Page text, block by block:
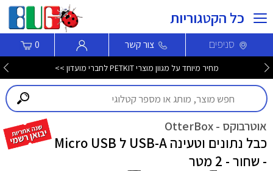
כל הקטגוריות
סניפים צור קשר 0
מחיר מיוחד על מגוון מוצרי PETKIT לחברי מועדון >>
אוטרבוקס - OtterBox
כבל נתונים וטעינה USB-A ל Micro USB
- שחור - 2 מטר